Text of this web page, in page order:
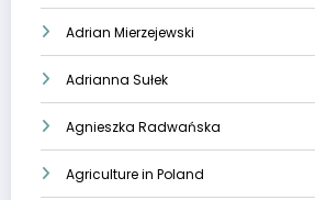
Adrian Mierzejewski
Adrianna Sułek
Agnieszka Radwańska
Agriculture in Poland